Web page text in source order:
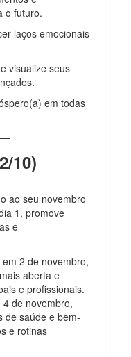
o futuro.
laços emocionais
visualize seus
em todas
10)
ao seu novembro
1, promove
e
2 de novembro,
aberta e
e profissionais.
de novembro,
de saúde e bem-
e rotinas